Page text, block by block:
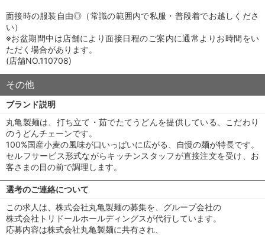
面接時の服装自由◎（常識の範囲内で私服・普段着でお越しくださ
い）
※お盆期間中は店舗により面接日程のご案内に通常よりお時間をい
ただく場合があります。
(店舗NO.110708)
その他
ブランド説明
丸亀製麺は、打ち立て・茹でたてうどんを提供している、こだわり
のうどんチェーンです。
100%国産小麦の風味が口いっぱいに広がる、自慢の麺が特長です。
セルフサービス形式ながらキッチンスタッフが直接注文を受け、お
客さまの目の前で調理します。
選考のご連絡について
この求人は、株式会社丸亀製麺の募集を、グループ会社の
株式会社トリドールホールディングスが代行しています。
応募内容は株式会社丸亀製麺に共有され、